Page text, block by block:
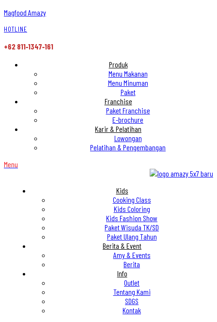
Magfood Amazy
HOTLINE
+62 811‑1347‑161
Produk
Menu Makanan
Menu Minuman
Paket
Franchise
Paket Franchise
E-brochure
Karir & Pelatihan
Lowongan
Pelatihan & Pengembangan
Menu
Kids
Cooking Class
Kids Coloring
Kids Fashion Show
Paket Wisuda TK/SD
Paket Ulang Tahun
Berita & Event
Amy & Events
Berita
Info
Outlet
Tentang Kami
SDGS
Kontak